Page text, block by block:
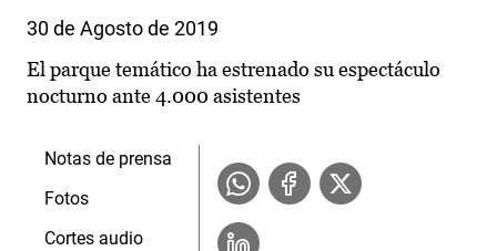
30 de Agosto de 2019
El parque temático ha estrenado su espectáculo
nocturno ante 4.000 asistentes
Notas de prensa
Fotos
Cortes audio